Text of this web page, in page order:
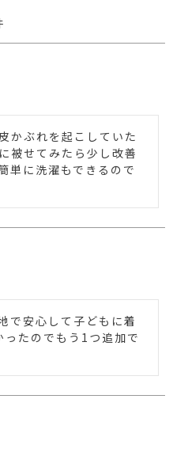
かぶれを起こしていた
被せてみたら少し改善
単に洗濯もできるので
で安心して子どもに着
たのでもう1つ追加で